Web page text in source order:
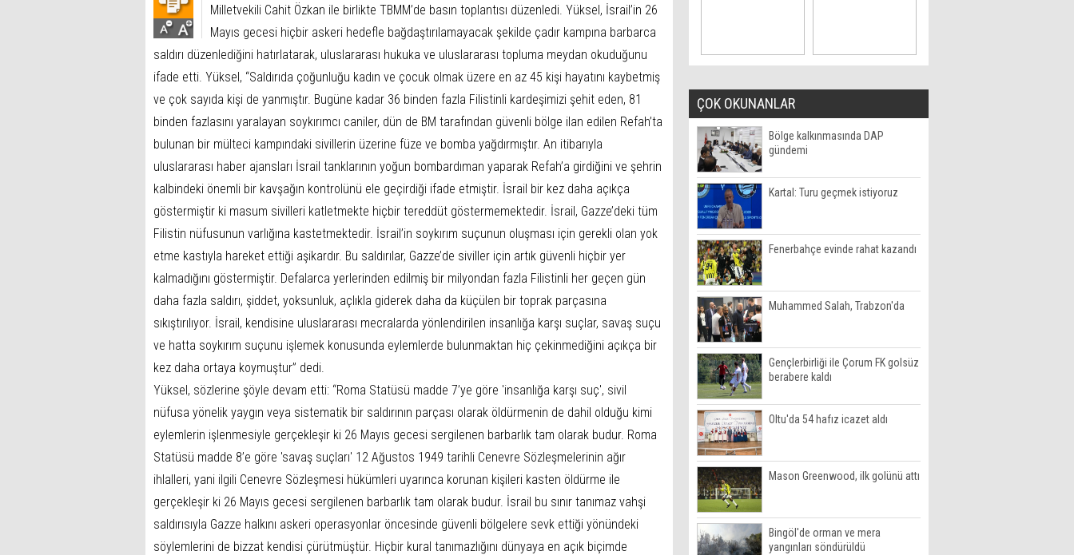
Milletvekili Cahit Özkan ile birlikte TBMM’de basın toplantısı düzenledi. Yüksel, İsrail’in 26
Mayıs gecesi hiçbir askeri hedefle bağdaştırılamayacak şekilde çadır kampına barbarca
saldırı düzenlediğini hatırlatarak, uluslararası hukuka ve uluslararası topluma meydan okuduğunu
ifade etti. Yüksel, “Saldırıda çoğunluğu kadın ve çocuk olmak üzere en az 45 kişi hayatını kaybetmiş
ve çok sayıda kişi de yanmıştır. Bugüne kadar 36 binden fazla Filistinli kardeşimizi şehit eden, 81
binden fazlasını yaralayan soykırımcı caniler, dün de BM tarafından güvenli bölge ilan edilen Refah’ta
bulunan bir mülteci kampındaki sivillerin üzerine füze ve bomba yağdırmıştır. An itibarıyla
uluslararası haber ajansları İsrail tanklarının yoğun bombardıman yaparak Refah’a girdiğini ve şehrin
kalbindeki önemli bir kavşağın kontrolünü ele geçirdiği ifade etmiştir. İsrail bir kez daha açıkça
göstermiştir ki masum sivilleri katletmekte hiçbir tereddüt göstermemektedir. İsrail, Gazze’deki tüm
Filistin nüfusunun varlığına kastetmektedir. İsrail’in soykırım suçunun oluşması için gerekli olan yok
etme kastıyla hareket ettiği aşikardır. Bu saldırılar, Gazze’de siviller için artık güvenli hiçbir yer
kalmadığını göstermiştir. Defalarca yerlerinden edilmiş bir milyondan fazla Filistinli her geçen gün
daha fazla saldırı, şiddet, yoksunluk, açlıkla giderek daha da küçülen bir toprak parçasına
sıkıştırılıyor. İsrail, kendisine uluslararası mecralarda yönlendirilen insanlığa karşı suçlar, savaş suçu
ve hatta soykırım suçunu işlemek konusunda eylemlerde bulunmaktan hiç çekinmediğini açıkça bir
kez daha ortaya koymuştur” dedi.
Yüksel, sözlerine şöyle devam etti: “Roma Statüsü madde 7’ye göre 'insanlığa karşı suç', sivil
nüfusa yönelik yaygın veya sistematik bir saldırının parçası olarak öldürmenin de dahil olduğu kimi
eylemlerin işlenmesiyle gerçekleşir ki 26 Mayıs gecesi sergilenen barbarlık tam olarak budur. Roma
Statüsü madde 8’e göre 'savaş suçları' 12 Ağustos 1949 tarihli Cenevre Sözleşmelerinin ağır
ihlalleri, yani ilgili Cenevre Sözleşmesi hükümleri uyarınca korunan kişileri kasten öldürme ile
gerçekleşir ki 26 Mayıs gecesi sergilenen barbarlık tam olarak budur. İsrail bu sınır tanımaz vahşi
saldırısıyla Gazze halkını askeri operasyonlar öncesinde güvenli bölgelere sevk ettiği yönündeki
söylemlerini de bizzat kendisi çürütmüştür. Hiçbir kural tanımazlığını dünyaya en açık biçimde
ÇOK OKUNANLAR
Bölge kalkınmasında DAP
gündemi
Kartal: Turu geçmek istiyoruz
Fenerbahçe evinde rahat kazandı
Muhammed Salah, Trabzon'da
Gençlerbirliği ile Çorum FK golsüz
berabere kaldı
Oltu'da 54 hafız icazet aldı
Mason Greenwood, ilk golünü attı
Bingöl'de orman ve mera
yangınları söndürüldü